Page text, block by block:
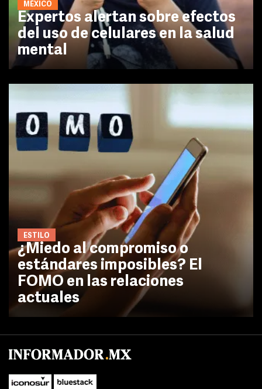
MÉXICO
Expertos alertan sobre efectos
del uso de celulares en la salud
mental
ESTILO
¿Miedo al compromiso o
estándares imposibles? El
FOMO en las relaciones
actuales